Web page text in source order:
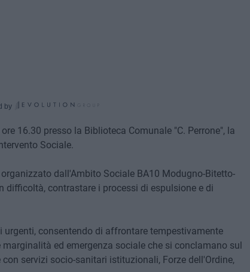
by
16.30 presso la Biblioteca Comunale "C. Perrone", la
Sociale.
dall'Ambito Sociale BA10 Modugno-Bitetto-
difficoltà, contrastare i processi di espulsione e di
consentendo di affrontare tempestivamente
ed emergenza sociale che si conclamano sul
servizi socio-sanitari istituzionali, Forze dell'Ordine,